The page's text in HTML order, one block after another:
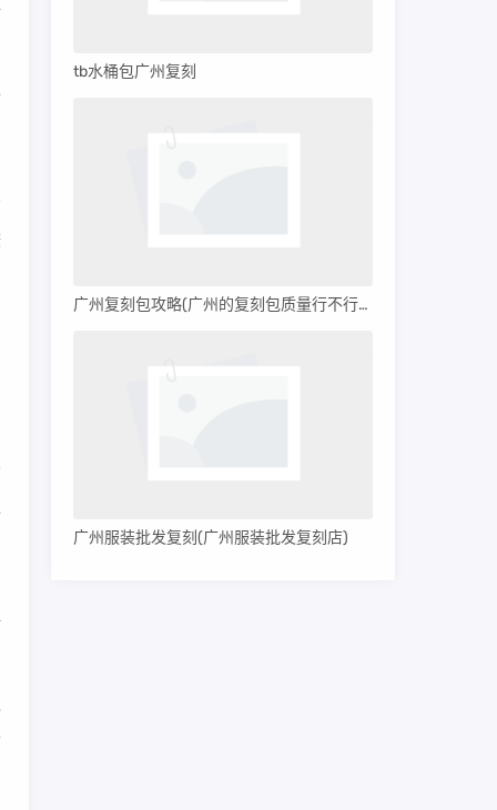
tb水桶包广州复刻
广州复刻包攻略(广州的复刻包质量行不行呀)
广州服装批发复刻(广州服装批发复刻店)